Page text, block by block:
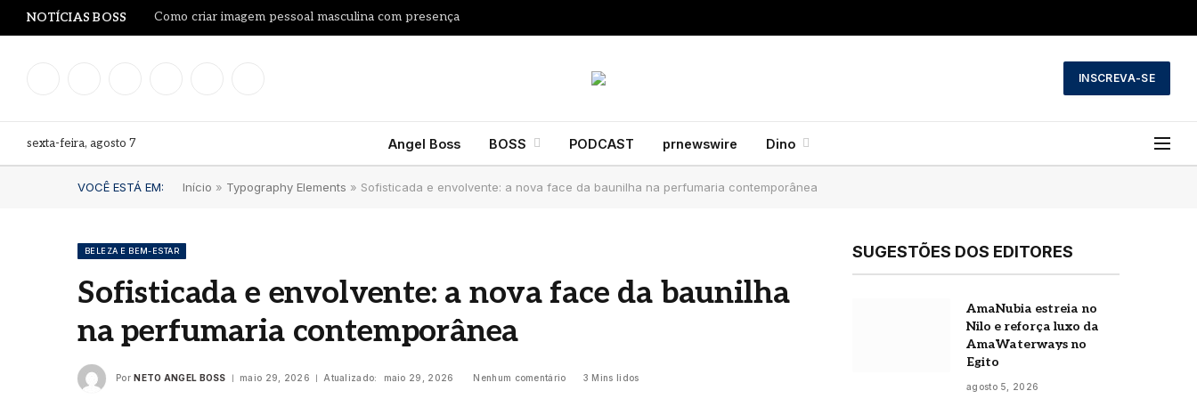
NOTÍCIAS BOSS Como criar imagem pessoal masculina com presença
INSCREVA-SE
sexta-feira, agosto 7 Angel Boss BOSS PODCAST prnewswire Dino
VOCÊ ESTÁ EM: Início » Typography Elements » Sofisticada e envolvente: a nova face da baunilha na perfumaria contemporânea
BELEZA E BEM-ESTAR
Sofisticada e envolvente: a nova face da baunilha
na perfumaria contemporânea
Por NETO ANGEL BOSS maio 29, 2026 Atualizado: maio 29, 2026 Nenhum comentário 3 Mins lidos
SUGESTÕES DOS EDITORES
AmaNubia estreia no
Nilo e reforça luxo da
AmaWaterways no
Egito
agosto 5, 2026